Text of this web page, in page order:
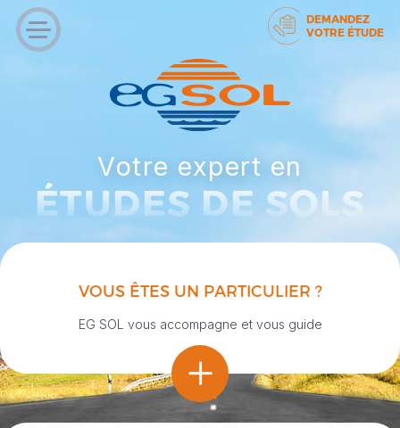
DEMANDEZ
VOTRE ÉTUDE
Votre expert en
ÉTUDES DE SOLS
VOUS ÊTES UN PARTICULIER ?
EG SOL vous accompagne et vous guide